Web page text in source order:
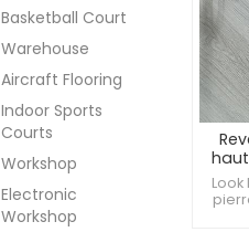
Basketball Court
Warehouse
Aircraft Flooring
Indoor Sports
Courts
Workshop
Electronic
Workshop
de